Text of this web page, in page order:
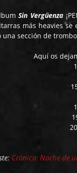
Sin Vergüenza
más heavies se
sección de
Aquí os
Crónica: Noche de